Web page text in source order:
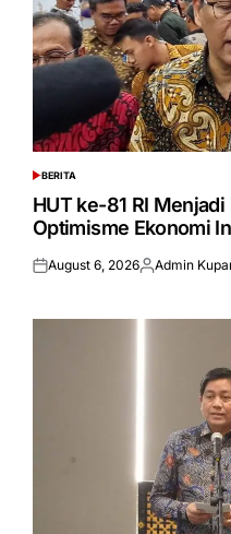
POSTED
IN
BERITA
HUT ke-81 RI
Optimisme Ekonomi
Posted
August 6, 2026Posted
Admin